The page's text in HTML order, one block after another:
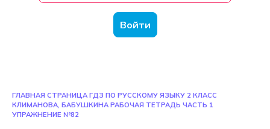
Войти
ГЛАВНАЯ СТРАНИЦА ГДЗ ПО РУССКОМУ ЯЗЫКУ 2 КЛАСС
КЛИМАНОВА, БАБУШКИНА РАБОЧАЯ ТЕТРАДЬ ЧАСТЬ 1
УПРАЖНЕНИЕ №82